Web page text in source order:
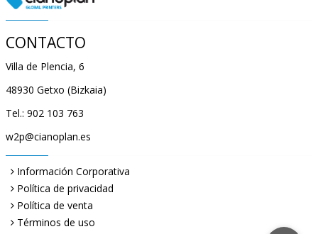
CONTACTO
Villa de Plencia, 6
48930 Getxo (Bizkaia)
Tel.: 902 103 763
w2p@cianoplan.es
Información Corporativa
Política de privacidad
Política de venta
Términos de uso